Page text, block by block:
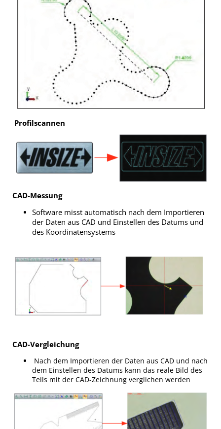
Profilscannen
CAD-Messung
Software misst automatisch nach dem Importieren
der Daten aus CAD und Einstellen des Datums und
des Koordinatensystems
CAD-Vergleichung
Nach dem Importieren der Daten aus CAD und nach
dem Einstellen des Datums kann das reale Bild des
Teils mit der CAD-Zeichnung verglichen werden